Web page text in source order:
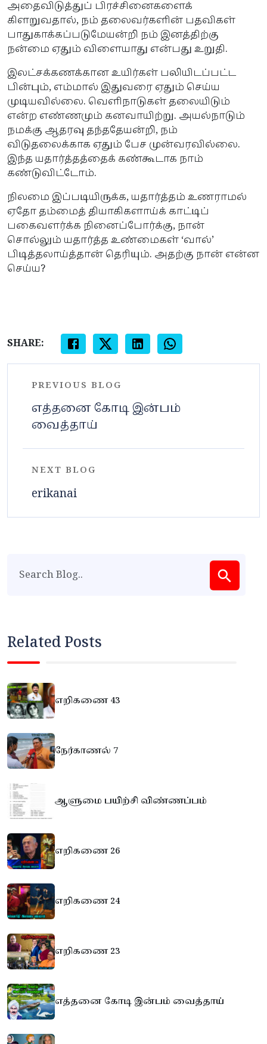
அதைவிடுத்துப் பிரச்சினைகளைக்
கிளறுவதால், நம் தலைவர்களின் பதவிகள்
பாதுகாக்கப்படுமேயன்றி நம் இனத்திற்கு
நன்மை ஏதும் விளையாது என்பது உறுதி.
இலட்சக்கணக்கான உயிர்கள் பலியிடப்பட்ட
பின்பும், எம்மால் இதுவரை ஏதும் செய்ய
முடியவில்லை. வெளிநாடுகள் தலையிடும்
என்ற எண்ணமும் கனவாயிற்று. அயல்நாடும்
நமக்கு ஆதரவு தந்ததேயன்றி, நம்
விடுதலைக்காக ஏதும் பேச முன்வரவில்லை.
இந்த யதார்த்தத்தைக் கண்கூடாக நாம்
கண்டுவிட்டோம்.
நிலமை இப்படியிருக்க, யதார்த்தம் உணராமல்
ஏதோ தம்மைத் தியாகிகளாய்க் காட்டிப்
பகைவளர்க்க நினைப்போர்க்கு, நான்
சொல்லும் யதார்த்த உண்மைகள் ‘வால்’
பிடித்தலாய்த்தான் தெரியும். அதற்கு நான் என்ன
செய்ய?
SHARE:
PREVIOUS BLOG
எத்தனை கோடி இன்பம்
வைத்தாய்
NEXT BLOG
erikanai
Related Posts
எறிகணை 43
நேர்காணல் 7
ஆளுமை பயிற்சி விண்ணப்பம்
எறிகணை 26
எறிகணை 24
எறிகணை 23
எத்தனை கோடி இன்பம் வைத்தாய்